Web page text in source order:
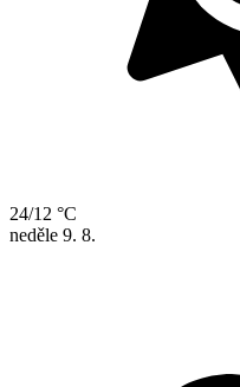
24/12 °C
neděle 9. 8.